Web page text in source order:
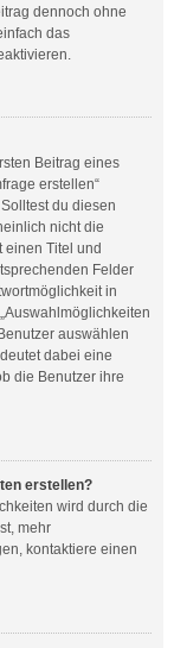
dennoch ohne
das
Beitrag eines
erstellen“
du diesen
nicht die
einen Titel und
Felder
in
auswählen
dabei eine
die Benutzer ihre
erstellen?
wird durch die
mehr
kontaktiere einen